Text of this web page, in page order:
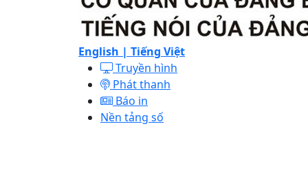
English | Tiếng Việt
Truyền hình
Phát thanh
Báo in
Nền tảng số